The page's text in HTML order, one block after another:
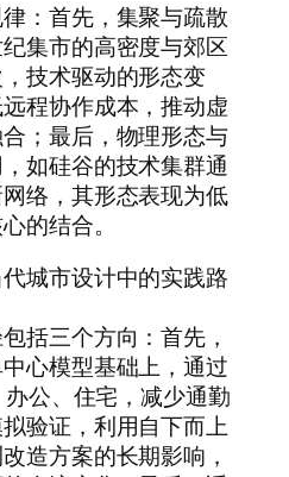
：首先，集聚与疏散
集市的高密度与郊区
技术驱动的形态变
程协作成本，推动虚
；最后，物理形态与
如硅谷的技术集群通
络，其形态表现为低
的结合。
城市设计中的实践路
括三个方向：首先，
心模型基础上，通过
公、住宅，减少通勤
验证，利用自下而上
造方案的长期影响，